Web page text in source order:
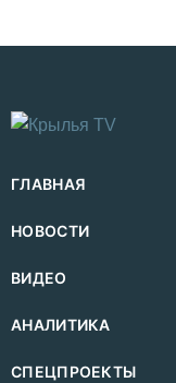
ГЛАВНАЯ
НОВОСТИ
ВИДЕО
АНАЛИТИКА
СПЕЦПРОЕКТЫ